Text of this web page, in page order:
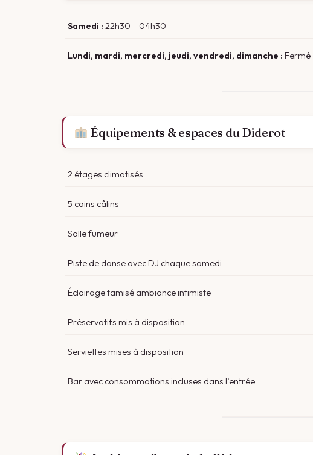
Samedi : 22h30 – 04h30
Lundi, mardi, mercredi, jeudi, vendredi, dimanche : Fermé
Équipements & espaces du Diderot
2 étages climatisés
5 coins câlins
Salle fumeur
Piste de danse avec DJ chaque samedi
Éclairage tamisé ambiance intimiste
Préservatifs mis à disposition
Serviettes mises à disposition
Bar avec consommations incluses dans l’entrée